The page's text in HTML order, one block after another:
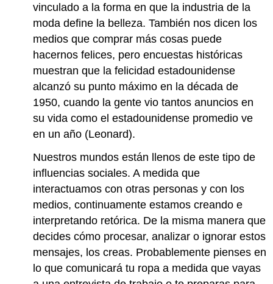
vinculado a la forma en que la industria de la
moda define la belleza. También nos dicen los
medios que comprar más cosas puede
hacernos felices, pero encuestas históricas
muestran que la felicidad estadounidense
alcanzó su punto máximo en la década de
1950, cuando la gente vio tantos anuncios en
su vida como el estadounidense promedio ve
en un año (Leonard).
Nuestros mundos están llenos de este tipo de
influencias sociales. A medida que
interactuamos con otras personas y con los
medios, continuamente estamos creando e
interpretando retórica. De la misma manera que
decides cómo procesar, analizar o ignorar estos
mensajes, los creas. Probablemente pienses en
lo que comunicará tu ropa a medida que vayas